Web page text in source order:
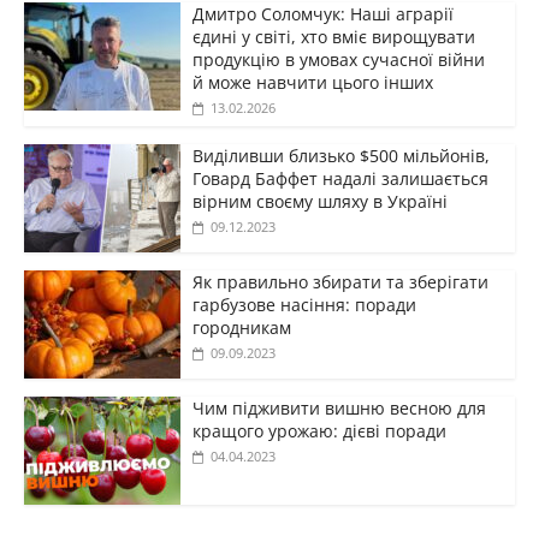
Дмитро Соломчук: Наші аграрії
єдині у світі, хто вміє вирощувати
продукцію в умовах сучасної війни
й може навчити цього інших
13.02.2026
Виділивши близько $500 мільйонів,
Говард Баффет надалі залишається
вірним своєму шляху в Україні
09.12.2023
Як правильно збирати та зберігати
гарбузове насіння: поради
городникам
09.09.2023
Чим підживити вишню весною для
кращого урожаю: дієві поради
04.04.2023